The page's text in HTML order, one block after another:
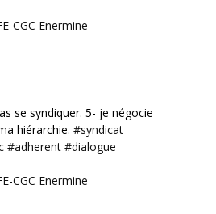
CGC Enermine
se syndiquer. 5- je négocie
hiérarchie. #syndicat
#adherent #dialogue
CGC Enermine